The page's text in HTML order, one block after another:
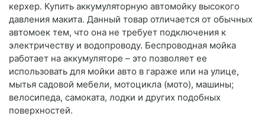
керхер. Купить аккумуляторную автомойку высокого
давления макита. Данный товар отличается от обычных
автомоек тем, что она не требует подключения к
электричеству и водопроводу. Беспроводная мойка
работает на аккумуляторе – это позволяет ее
использовать для мойки авто в гараже или на улице,
мытья садовой мебели, мотоцикла (мото), машины;
велосипеда, самоката, лодки и других подобных
поверхностей.